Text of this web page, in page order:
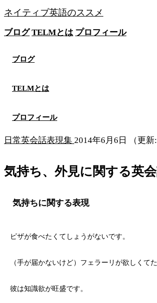
ネイティブ英語のススメ
ブログ TELMとは プロフィール
ブログ
TELMとは
プロフィール
日常英会話表現集 2014年6月6日 （更
気持ち、外見に関する英
気持ちに関する表現
ピザが食べたくてしょうがないです。
（手が届かないけど）フェラーリが欲しくて
彼は知識欲が旺盛です。